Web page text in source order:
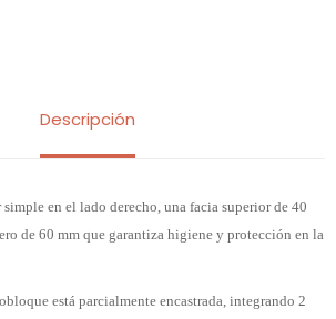
Descripción
en el lado derecho, una facia superior de 40
de 60 mm que garantiza higiene y protección en la
está parcialmente encastrada, integrando 2